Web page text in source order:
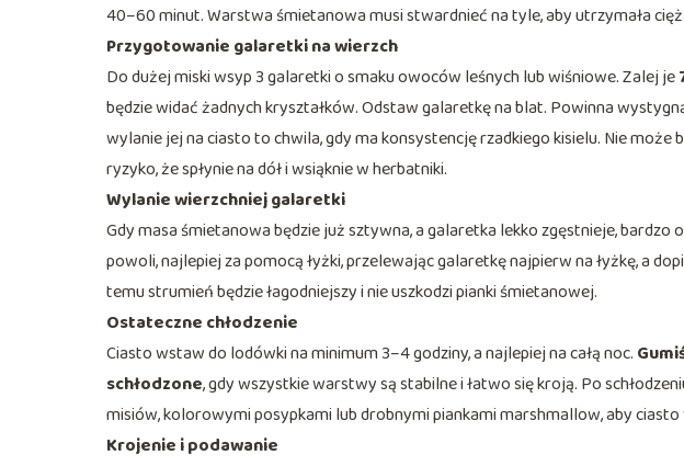
40–60 minut. Warstwa śmietanowa musi stwardnieć na tyle, aby utrzymała
Przygotowanie galaretki na wierzch
Do dużej miski wsyp 3 galaretki o smaku owoców leśnych lub wiśniowe. Zalej je
będzie widać żadnych kryształków. Odstaw galaretkę na blat. Powinna
wylanie jej na ciasto to chwila, gdy ma konsystencję rzadkiego kisielu. Nie może
ryzyko, że spłynie na dół i wsiąknie w herbatniki.
Wylanie wierzchniej galaretki
Gdy masa śmietanowa będzie już sztywna, a galaretka lekko zgęstnieje,
powoli, najlepiej za pomocą łyżki, przelewając galaretkę najpierw na łyżkę, a
temu strumień będzie łagodniejszy i nie uszkodzi pianki śmietanowej.
Ostateczne chłodzenie
Ciasto wstaw do lodówki na minimum 3–4 godziny, a najlepiej na całą noc.
schłodzone, gdy wszystkie warstwy są stabilne i łatwo się kroją. Po
misiów, kolorowymi posypkami lub drobnymi piankami marshmallow, aby
Krojenie i podawanie